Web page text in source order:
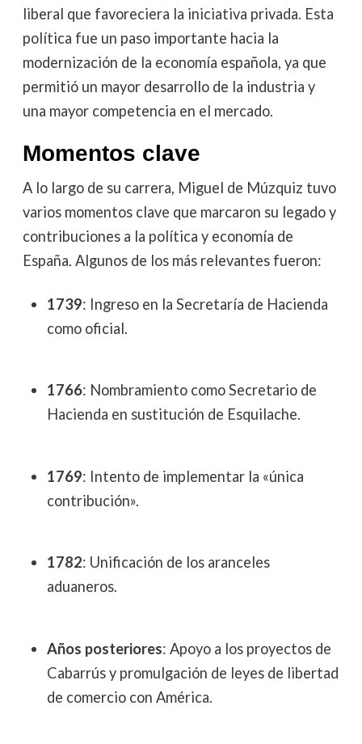
liberal que favoreciera la iniciativa privada. Esta
política fue un paso importante hacia la
modernización de la economía española, ya que
permitió un mayor desarrollo de la industria y
una mayor competencia en el mercado.
Momentos clave
A lo largo de su carrera, Miguel de Múzquiz tuvo
varios momentos clave que marcaron su legado y
contribuciones a la política y economía de
España. Algunos de los más relevantes fueron:
1739: Ingreso en la Secretaría de Hacienda
como oficial.
1766: Nombramiento como Secretario de
Hacienda en sustitución de Esquilache.
1769: Intento de implementar la «única
contribución».
1782: Unificación de los aranceles
aduaneros.
Años posteriores: Apoyo a los proyectos de
Cabarrús y promulgación de leyes de libertad
de comercio con América.